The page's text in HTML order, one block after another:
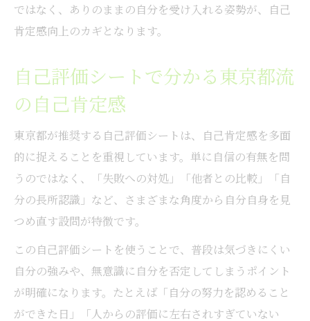
ローゼンバーグ自尊感情テストとの併用で
自尊感情尺度10項目を毎日の習慣に取り入
子育てや仕事に役立つ自己肯定感チェック法
自己肯定感チェックを子育てや仕事に応用
するコツ
東京都の自己評価シートで家族全員の成長
を見守る
自己肯定感尺度で小学生の気持ちも可視化
しよう
ローゼンバーグ自尊感情テストで親子一緒
に確認
ではなく、ありのままの自分を受け入れる姿勢が、自己
肯定感向上のカギとなります。
自己評価シートで分かる東京都流
の自己肯定感
東京都が推奨する自己評価シートは、自己肯定感を多面
的に捉えることを重視しています。単に自信の有無を問
うのではなく、「失敗への対処」「他者との比較」「自
分の長所認識」など、さまざまな角度から自分自身を見
つめ直す設問が特徴です。
この自己評価シートを使うことで、普段は気づきにくい
自分の強みや、無意識に自分を否定してしまうポイント
が明確になります。たとえば「自分の努力を認めること
ができた日」「人からの評価に左右されすぎていない